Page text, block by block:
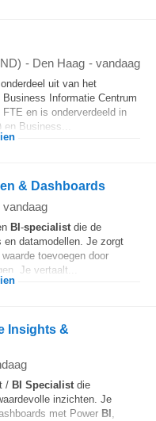
- Den Haag - vandaag
uit van het
Informatie Centrum
en is onderverdeeld in
en Business...
& Dashboards
vandaag
BI -specialistdie de
en datamodellen. Je zorgt
toevoegen door
Je vertaalt...
Insights &
/ BI Specialistdie
inzichten. Je
met Power BI,